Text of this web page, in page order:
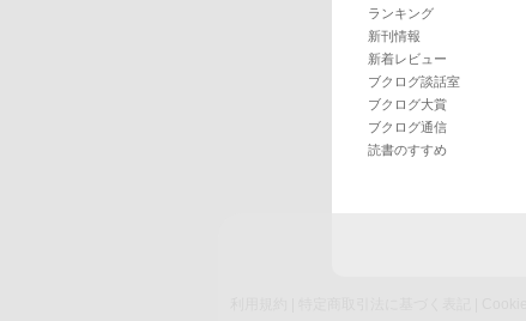
ランキング
新刊情報
新着レビュー
ブクログ談話室
ブクログ大賞
ブクログ通信
読書のすすめ